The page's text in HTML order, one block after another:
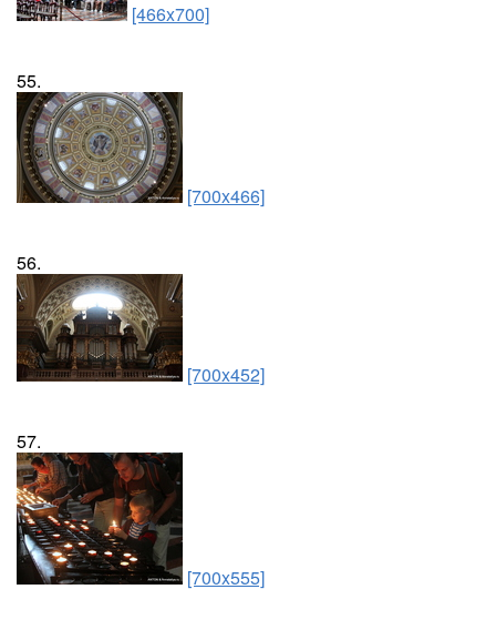
[466x700]
55.
[700x466]
56.
[700x452]
57.
[700x555]